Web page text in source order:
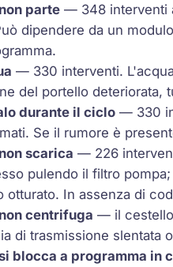
parte — 348 interventi
dipendere da un
— 330 interventi.
del portello
durante il ciclo — 330
Se il rumore è
scarica — 226
pulendo il filtro
otturato. In assenza di
centrifuga — il cestello
di trasmissione slentata
blocca a programma in